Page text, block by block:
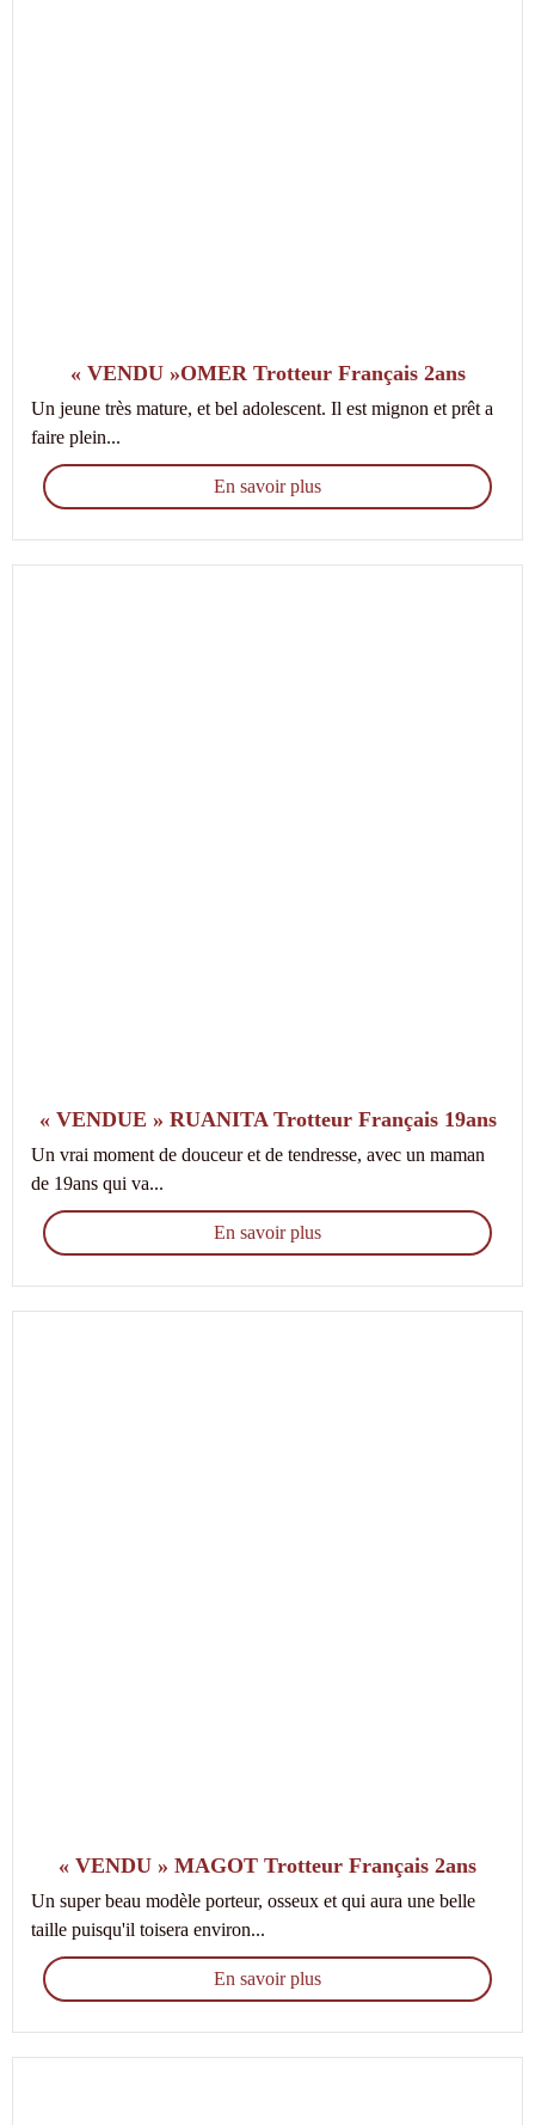
« VENDU »OMER Trotteur Français 2ans
Un jeune très mature, et bel adolescent. Il est mignon et prêt a
faire plein...
En savoir plus
« VENDUE » RUANITA Trotteur Français 19ans
Un vrai moment de douceur et de tendresse, avec un maman
de 19ans qui va...
En savoir plus
« VENDU » MAGOT Trotteur Français 2ans
Un super beau modèle porteur, osseux et qui aura une belle
taille puisqu'il toisera environ...
En savoir plus